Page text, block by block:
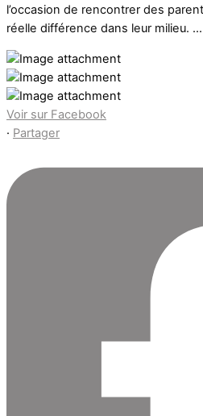
l’occasion de rencontrer des
réelle différence dans leur milieu. ...
Voir sur Facebook
· Partager